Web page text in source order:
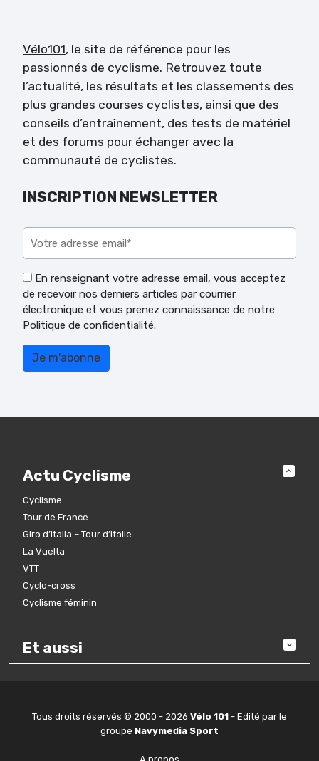
Vélo101, le site de référence pour les
passionnés de cyclisme. Retrouvez toute
l’actualité, les résultats et les classements des
plus grandes courses cyclistes, ainsi que des
conseils d’entraînement, des tests de matériel
et des forums pour échanger avec la
communauté de cyclistes.
INSCRIPTION NEWSLETTER
En renseignant votre adresse email, vous acceptez
de recevoir nos derniers articles par courrier
électronique et vous prenez connaissance de notre
Politique de confidentialité.
Actu Cyclisme
Cyclisme
Tour de France
Giro d’Italia – Tour d’Italie
La Vuelta
VTT
Cyclo-cross
Cyclisme féminin
Et aussi
Tous droits réservés © 2000 - 2026 Vélo 101 - Edité par le
groupe Navymedia Sport